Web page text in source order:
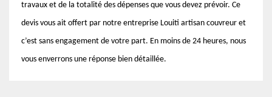
travaux et de la totalité des dépenses que vous devez prévoir. Ce
devis vous ait offert par notre entreprise Louiti artisan couvreur et
c’est sans engagement de votre part. En moins de 24 heures, nous
vous enverrons une réponse bien détaillée.